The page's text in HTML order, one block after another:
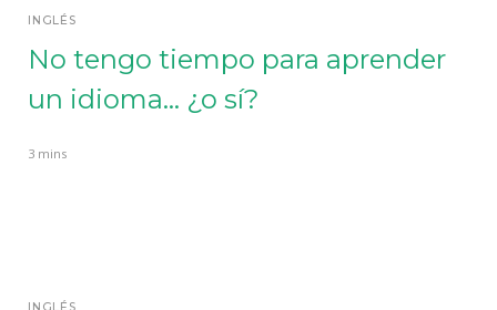
INGLÉS
No tengo tiempo para aprender
un idioma... ¿o sí?
3 mins